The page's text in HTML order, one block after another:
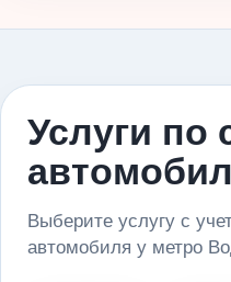
Услуги по
Выберите услугу с
автомобиля у метро